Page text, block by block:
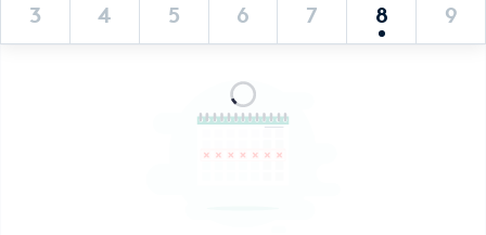
3 4 5 6 7 8 9